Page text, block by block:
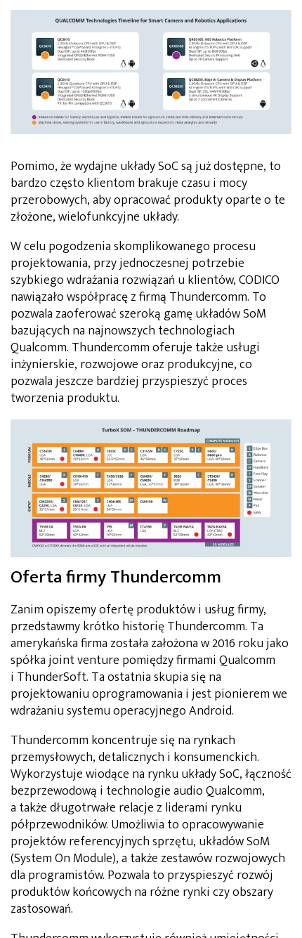
Pomimo, że wydajne układy SoC są już dostępne, to
bardzo często klientom brakuje czasu i mocy
przerobowych, aby opracować produkty oparte o te
złożone, wielofunkcyjne układy.
W celu pogodzenia skomplikowanego procesu
projektowania, przy jednoczesnej potrzebie
szybkiego wdrażania rozwiązań u klientów, CODICO
nawiązało współpracę z firmą Thundercomm. To
pozwala zaoferować szeroką gamę układów SoM
bazujących na najnowszych technologiach
Qualcomm. Thundercomm oferuje także usługi
inżynierskie, rozwojowe oraz produkcyjne, co
pozwala jeszcze bardziej przyspieszyć proces
tworzenia produktu.
Oferta firmy Thundercomm
Zanim opiszemy ofertę produktów i usług firmy,
przedstawmy krótko historię Thundercomm. Ta
amerykańska firma została założona w 2016 roku jako
spółka joint venture pomiędzy firmami Qualcomm
i ThunderSoft. Ta ostatnia skupia się na
projektowaniu oprogramowania i jest pionierem we
wdrażaniu systemu operacyjnego Android.
Thundercomm koncentruje się na rynkach
przemysłowych, detalicznych i konsumenckich.
Wykorzystuje wiodące na rynku układy SoC, łączność
bezprzewodową i technologie audio Qualcomm,
a także długotrwałe relacje z liderami rynku
półprzewodników. Umożliwia to opracowywanie
projektów referencyjnych sprzętu, układów SoM
(System On Module), a także zestawów rozwojowych
dla programistów. Pozwala to przyspieszyć rozwój
produktów końcowych na różne rynki czy obszary
zastosowań.